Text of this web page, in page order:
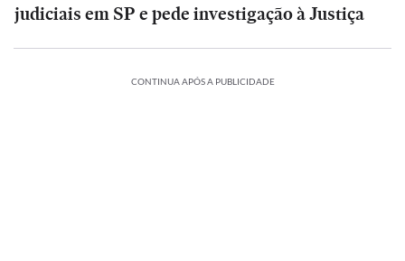
judiciais em SP e pede investigação à Justiça
CONTINUA APÓS A PUBLICIDADE